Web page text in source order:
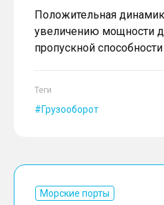
Положительная
увеличению мощности
пропускной
Теги
Грузооборот
Морские порты